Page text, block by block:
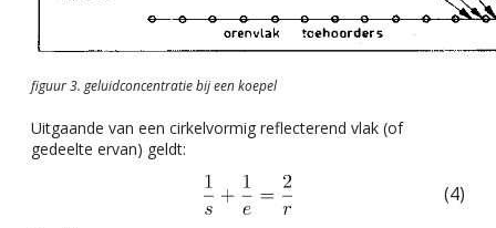
figuur 3. geluidconcentratie bij een koepel
Uitgaande van een cirkelvormig reflecterend vlak (of
gedeelte ervan) geldt:
(4)